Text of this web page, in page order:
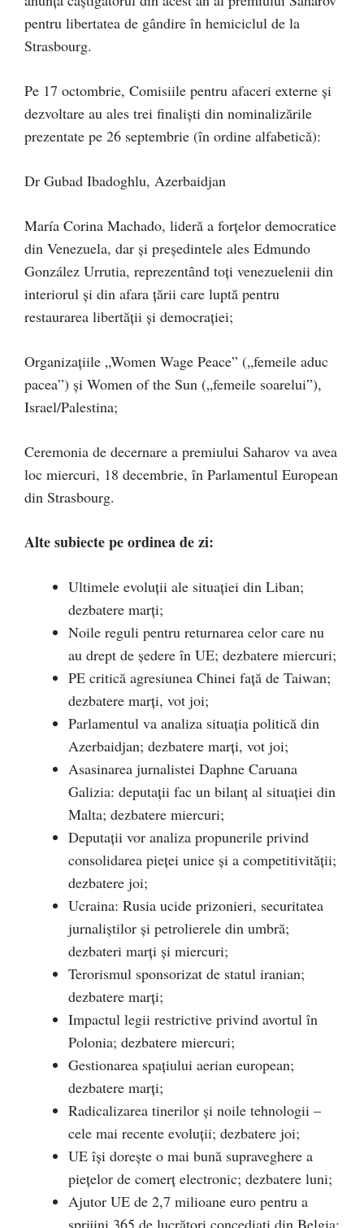
pentru libertatea de gândire în hemiciclul de la
Strasbourg.
Pe 17 octombrie, Comisiile pentru afaceri externe și
dezvoltare au ales trei finaliști din nominalizările
prezentate pe 26 septembrie (în ordine alfabetică):
Dr Gubad Ibadoghlu, Azerbaidjan
María Corina Machado, lideră a forțelor democratice
din Venezuela, dar și președintele ales Edmundo
González Urrutia, reprezentând toți venezuelenii din
interiorul și din afara țării care luptă pentru
restaurarea libertății și democrației;
Organizațiile „Women Wage Peace” („femeile aduc
pacea”) și Women of the Sun („femeile soarelui”),
Israel/Palestina;
Ceremonia de decernare a premiului Saharov va avea
loc miercuri, 18 decembrie, în Parlamentul European
din Strasbourg.
Alte subiecte pe ordinea de zi:
Ultimele evoluții ale situației din Liban;
dezbatere marți;
Noile reguli pentru returnarea celor care nu
au drept de ședere în UE; dezbatere miercuri;
PE critică agresiunea Chinei față de Taiwan;
dezbatere marți, vot joi;
Parlamentul va analiza situația politică din
Azerbaidjan; dezbatere marți, vot joi;
Asasinarea jurnalistei Daphne Caruana
Galizia: deputații fac un bilanț al situației din
Malta; dezbatere miercuri;
Deputații vor analiza propunerile privind
consolidarea pieței unice și a competitivității;
dezbatere joi;
Ucraina: Rusia ucide prizonieri, securitatea
jurnaliștilor și petrolierele din umbră;
dezbateri marți și miercuri;
Terorismul sponsorizat de statul iranian;
dezbatere marți;
Impactul legii restrictive privind avortul în
Polonia; dezbatere miercuri;
Gestionarea spațiului aerian european;
dezbatere marți;
Radicalizarea tinerilor și noile tehnologii –
cele mai recente evoluții; dezbatere joi;
UE își dorește o mai bună supraveghere a
piețelor de comerț electronic; dezbatere luni;
Ajutor UE de 2,7 milioane euro pentru a
sprijini 365 de lucrători concediați din Belgia;